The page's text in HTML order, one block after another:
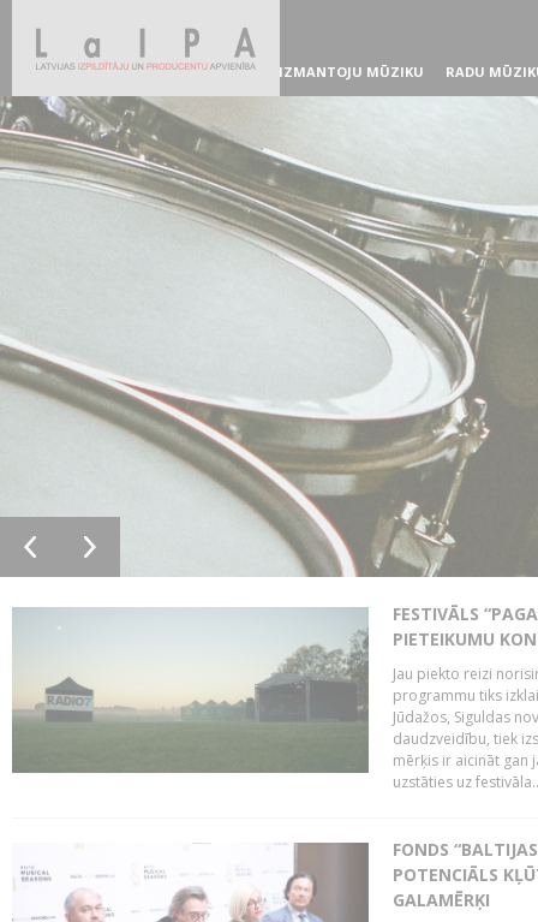
IZMANTOJU MŪZIKU RADU
FESTIVĀLS
PIETEIKUMU
Jau piekto reizi
programmu tiks
Jūdažos, Siguldas
daudzveidību, tiek
mērķis ir aicināt gan
uzstāties uz
FONDS
POTENCIĀLS
GALAMĒRĶI